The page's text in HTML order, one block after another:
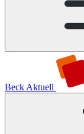
Beck Aktuell